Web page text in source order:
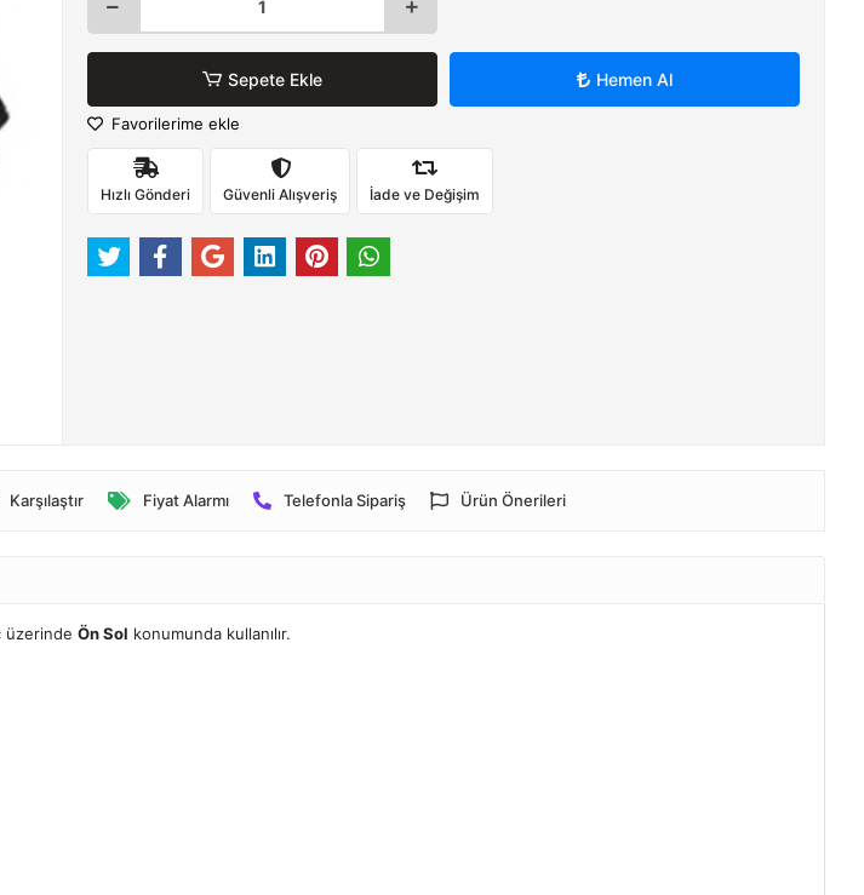
Sepete Ekle Hemen Al
Favorilerime ekle
Hızlı Gönderi Güvenli Alışveriş İade ve Değişim
Karşılaştır Fiyat Alarmı Telefonla Sipariş Ürün Önerileri
üzerinde Ön Sol konumunda kullanılır.